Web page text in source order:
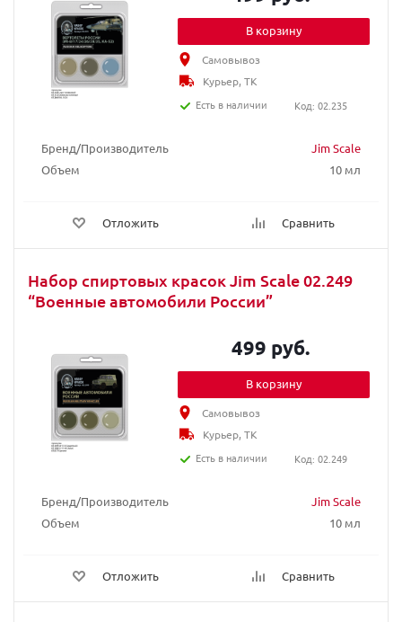
Бренд/Производитель
Jim Scale
Объем
10 мл
Отложить Сравнить
В корзину
Самовывоз
Курьер, ТК
Есть в наличии
Код: 02.235
Набор спиртовых красок Jim Scale 02.249
“Военные автомобили России”
Бренд/Производитель
Jim Scale
Объем
10 мл
Отложить Сравнить
499 руб.
В корзину
Самовывоз
Курьер, ТК
Есть в наличии
Код: 02.249